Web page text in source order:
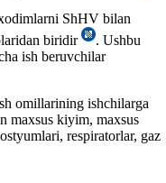
ShHV bilan
biridir
. Ushbu
ish beruvchilar
omillarining ishchilarga
maхsus kiyim, maхsus
respiratorlar, gaz